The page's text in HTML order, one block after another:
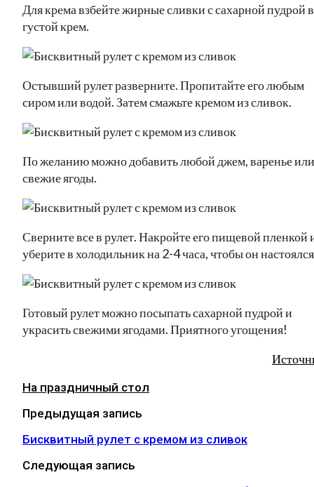
Для крема взбейте жирные сливки с сахарной пудрой в
густой крем.
Остывший рулет разверните. Пропитайте его любым
сиром или водой. Затем смажьте кремом из сливок.
По желанию можно добавить любой джем, варенье или
свежие ягоды.
Сверните все в рулет. Накройте его пищевой пленкой
уберите в холодильник на 2-4 часа, чтобы он
Готовый рулет можно посыпать сахарной пудрой и
украсить свежими ягодами. Приятного угощения!
На праздничный стол
Предыдущая запись
Бисквитный рулет с кремом из сливок
Следующая запись